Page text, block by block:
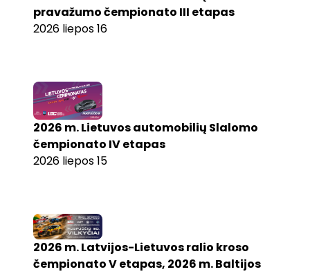
pravažumo čempionato III etapas
2026 liepos 16
2026 m. Lietuvos automobilių Slalomo
čempionato IV etapas
2026 liepos 15
2026 m. Latvijos-Lietuvos ralio kroso
čempionato V etapas, 2026 m. Baltijos